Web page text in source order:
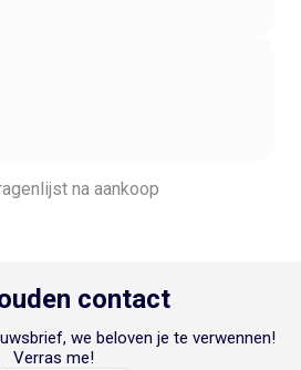
na aankoop
contact
we beloven je te verwennen!
Verras me!